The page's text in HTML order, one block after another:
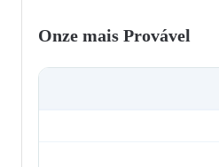
Onze mais Provável